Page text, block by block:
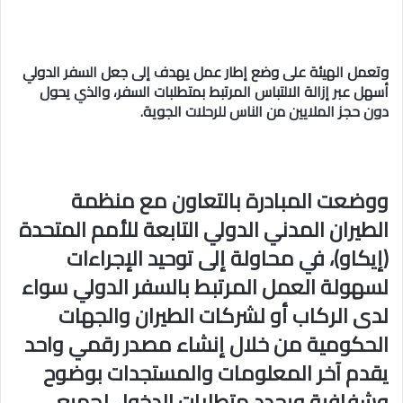
وتعمل الهيئة على وضع إطار عمل يهدف إلى جعل السفر الدولي
أسهل عبر إزالة الالتباس المرتبط بمتطلبات السفر، والذي يحول
دون حجز الملايين من الناس للرحلات الجوية.
ووضعت المبادرة بالتعاون مع منظمة
الطيران المدني الدولي التابعة للأمم المتحدة
(إيكاو)، في محاولة إلى توحيد الإجراءات
لسهولة العمل المرتبط بالسفر الدولي سواء
لدى الركاب أو لشركات الطيران والجهات
الحكومية من خلال إنشاء مصدر رقمي واحد
يقدم آخر المعلومات والمستجدات بوضوح